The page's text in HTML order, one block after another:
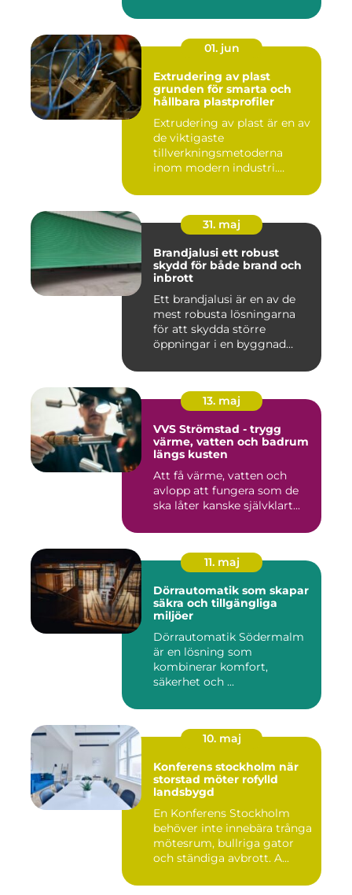
01. jun
Extrudering av plast
grunden för smarta och
hållbara plastprofiler
Extrudering av plast är en av
de viktigaste
tillverkningsmetoderna
inom modern industri.
31. maj
Brandjalusi ett robust
skydd för både brand och
inbrott
Ett brandjalusi är en av de
mest robusta lösningarna
för att skydda större
öppningar i en byggnad
13. maj
VVS Strömstad - trygg
värme, vatten och badrum
längs kusten
Att få värme, vatten och
avlopp att fungera som de
ska låter kanske självklart...
11. maj
Dörrautomatik som skapar
säkra och tillgängliga
miljöer
Dörrautomatik Södermalm
är en lösning som
kombinerar komfort,
säkerhet och ...
10. maj
Konferens stockholm när
storstad möter rofylld
landsbygd
En Konferens Stockholm
behöver inte innebära trånga
mötesrum, bullriga gator
och ständiga avbrott. A...